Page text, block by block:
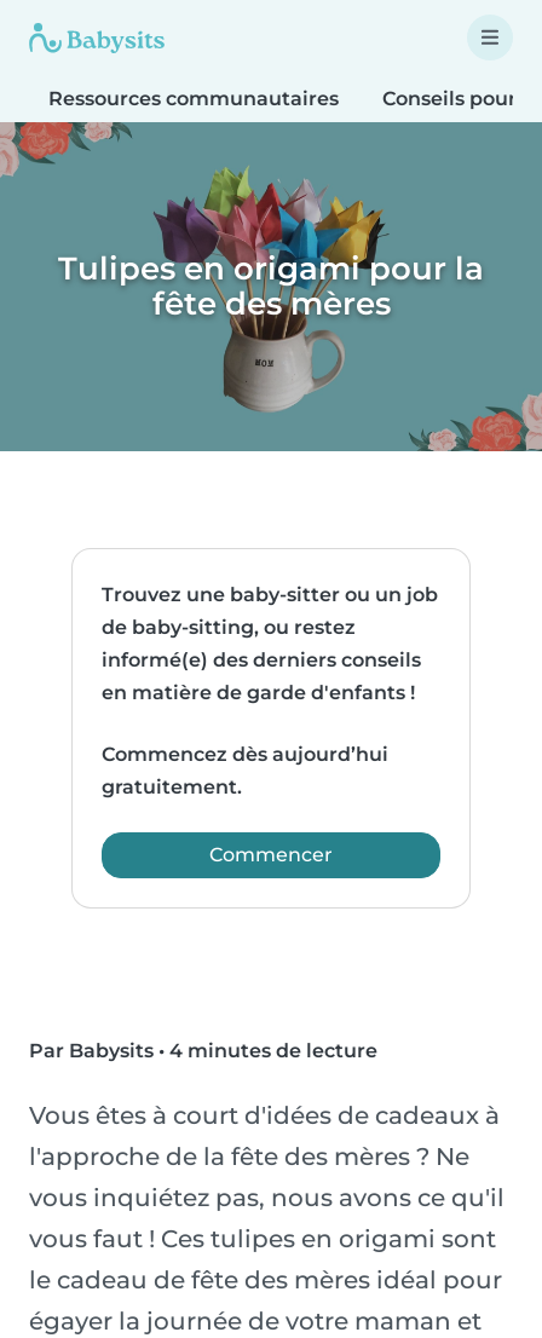
Ressources communautaires Conseils pour
Tulipes en origami pour la
fête des mères
Trouvez une baby-sitter ou un job
de baby-sitting, ou restez
informé(e) des derniers conseils
en matière de garde d'enfants !
Commencez dès aujourd’hui
gratuitement.
Commencer
Par Babysits • 4 minutes de lecture
Vous êtes à court d'idées de cadeaux à
l'approche de la fête des mères ? Ne
vous inquiétez pas, nous avons ce qu'il
vous faut ! Ces tulipes en origami sont
le cadeau de fête des mères idéal pour
égayer la journée de votre maman et